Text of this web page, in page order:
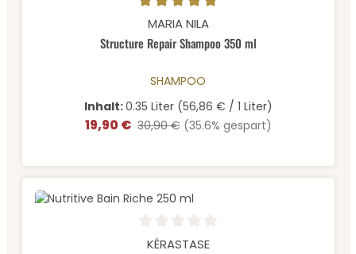
Durchschnittliche Bewertung von 5 von 5 Sternen
MARIA NILA
Structure Repair Shampoo 350 ml
SHAMPOO
Inhalt:0.35 Liter (56,86 € / 1 Liter)
Verkaufspreis:
19,90 € Regulärer Preis:
30,90 € (35.6% gespart)
Durchschnittliche Bewertung von 0 von 5 Sternen
KÉRASTASE